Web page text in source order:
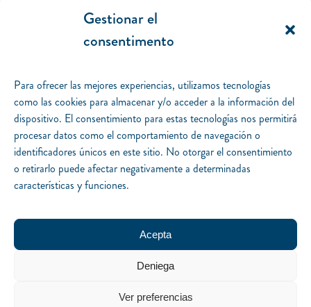
Gestionar el
consentimento
Para ofrecer las mejores experiencias, utilizamos tecnologías
como las cookies para almacenar y/o acceder a la información del
dispositivo. El consentimiento para estas tecnologías nos permitirá
procesar datos como el comportamiento de navegación o
identificadores únicos en este sitio. No otorgar el consentimiento
o retirarlo puede afectar negativamente a determinadas
características y funciones.
Acepta
Deniega
Ver preferencias
Política de privacidad
Catálogo
Piteas
Colom
Magallanes
Packs
Especiales
Notas del editor
Agenda
Preguntas frecuentes